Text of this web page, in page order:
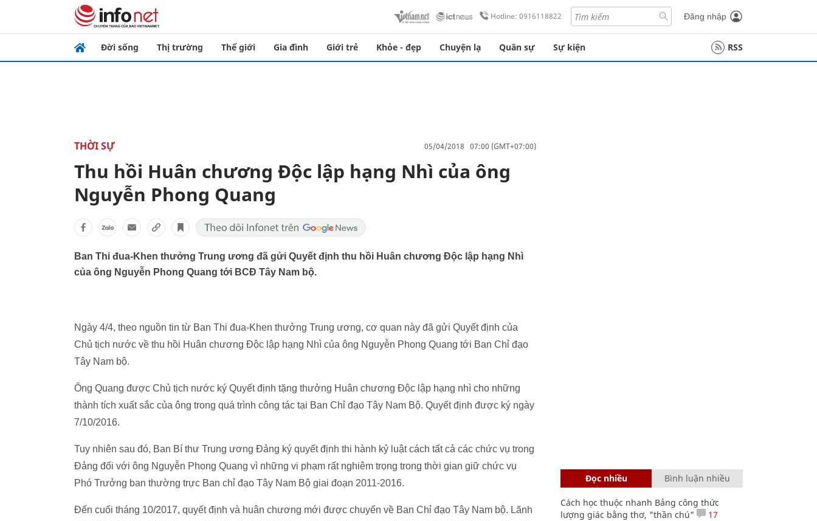
Hotline: 0916118822 Đăng nhập
Đời sống Thị trường Thế giới Gia đình Giới trẻ Khỏe - đẹp Chuyện lạ Quân sự Sự kiện RSS
THỜI SỰ 05/04/2018 07:00 (GMT+07:00)
Thu hồi Huân chương Độc lập hạng Nhì của ông
Nguyễn Phong Quang
Ban Thi đua-Khen thưởng Trung ương đã gửi Quyết định thu hồi Huân chương Độc lập hạng Nhì
của ông Nguyễn Phong Quang tới BCĐ Tây Nam bộ.
Ngày 4/4, theo nguồn tin từ Ban Thi đua-Khen thưởng Trung ương, cơ quan này đã gửi Quyết định của
Chủ tịch nước về thu hồi Huân chương Độc lập hạng Nhì của ông Nguyễn Phong Quang tới Ban Chỉ đạo
Tây Nam bộ.
Ông Quang được Chủ tịch nước ký Quyết định tặng thưởng Huân chương Độc lập hạng nhì cho những
thành tích xuất sắc của ông trong quá trình công tác tại Ban Chỉ đạo Tây Nam Bộ. Quyết định được ký ngày
7/10/2016.
Tuy nhiên sau đó, Ban Bí thư Trung ương Đảng ký quyết định thi hành kỷ luật cách tất cả các chức vụ trong
Đảng đối với ông Nguyễn Phong Quang vì những vi phạm rất nghiêm trọng trong thời gian giữ chức vụ
Phó Trưởng ban thường trực Ban chỉ đạo Tây Nam Bộ giai đoạn 2011-2016.
Đến cuối tháng 10/2017, quyết định và huân chương mới được chuyển về Ban Chỉ đạo Tây Nam bộ. Lãnh
Đọc nhiều Bình luận nhiều
Cách học thuộc nhanh Bảng công thức
lượng giác bằng thơ, "thần chú"
17